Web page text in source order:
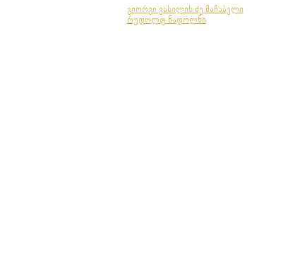
გიორგი ვასილის ძე მაჩაბელი
რუდოლფ ნადოლნი